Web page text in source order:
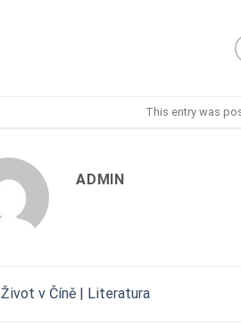
This entry was
ADMIN
Život v Číně | Literatura